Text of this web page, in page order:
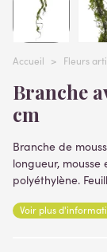
Accueil > Fleurs
Branche avec mousse artificielle 85
cm
Branche de
longueur,
polyéthylène.
Voir plus